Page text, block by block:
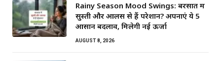
Rainy Season Mood Swings: बरसात में
सुस्ती और आलस से हैं परेशान? अपनाएं ये 5
आसान बदलाव, मिलेगी नई ऊर्जा
AUGUST 8, 2026